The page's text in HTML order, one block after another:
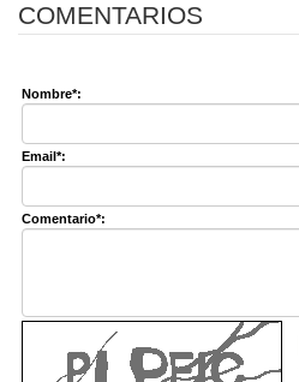
COMENTARIOS
Nombre*:
Email*:
Comentario*: